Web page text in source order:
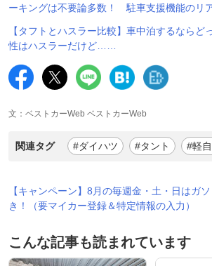
ーキングは不要論多数！ 駐車支援機能のリ
【タフトとハスラー比較】車中泊するなら
性はハスラーだけど……
文：ベストカーWeb ベストカーWeb
関連タグ #ダイハツ #タント #軽
【キャンペーン】8月の毎週金・土・日はガ
き！（要マイカー登録＆特定情報の入力）
こんな記事も読まれています